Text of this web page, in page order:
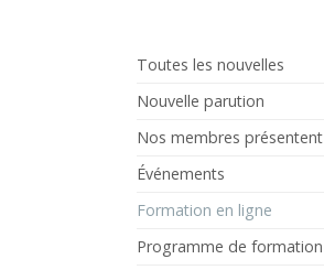
Toutes les nouvelles
Nouvelle parution
Nos membres présentent
Événements
Formation en ligne
Programme de formation